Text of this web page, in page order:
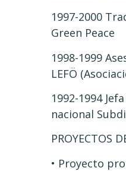
1997-2000
Green Peace
1998-1999
LEFÖ
1992-1994
nacional
PROYECTOS
• Proyecto